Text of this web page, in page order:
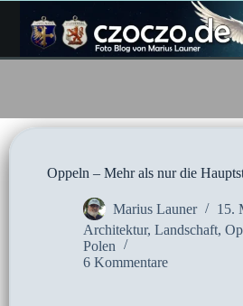
Inhalt
springen
Oppeln – Mehr als nur die
Marius Launer
15.
Architektur, Landschaft,
Polen
6 Kommentare